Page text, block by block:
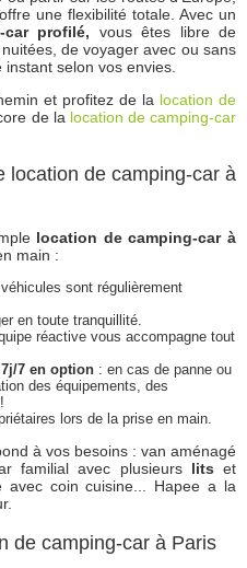
une flexibilité totale. Avec un
car profilé, vous êtes libre de
de voyager avec ou sans
selon vos envies.
et profitez de la location de
de la location de camping-car
location de camping-car à
location de camping-car à
main :
sont régulièrement
en toute tranquillité.
réactive vous accompagne tout
7 en option: en cas de panne ou
des équipements, des
lors de la prise en main.
à vos besoins : van aménagé
familial avec plusieurs lits et
avec coin cuisine... Hapee a la
de camping-car à Paris